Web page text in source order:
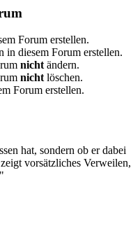
Forum erstellen.
in diesem Forum erstellen.
nicht ändern.
nicht löschen.
Forum erstellen.
hat, sondern ob er dabei
vorsätzliches Verweilen,